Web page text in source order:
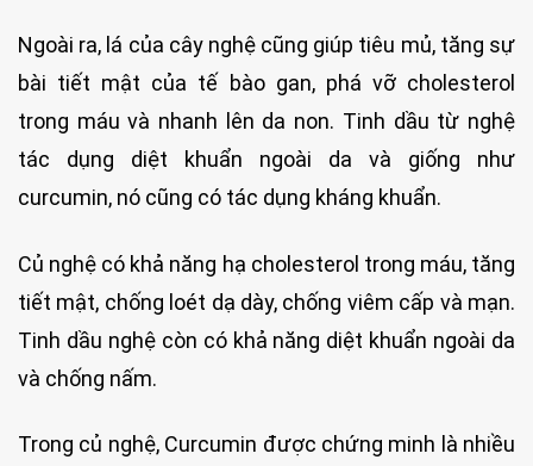
Ngoài ra, lá của cây nghệ cũng giúp tiêu mủ, tăng sự
bài tiết mật của tế bào gan, phá vỡ cholesterol
trong máu và nhanh lên da non. Tinh dầu từ nghệ
tác dụng diệt khuẩn ngoài da và giống như
curcumin, nó cũng có tác dụng kháng khuẩn.
Củ nghệ có khả năng hạ cholesterol trong máu, tăng
tiết mật, chống loét dạ dày, chống viêm cấp và mạn.
Tinh dầu nghệ còn có khả năng diệt khuẩn ngoài da
và chống nấm.
Trong củ nghệ, Curcumin được chứng minh là nhiều